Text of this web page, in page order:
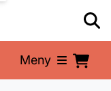
Meny